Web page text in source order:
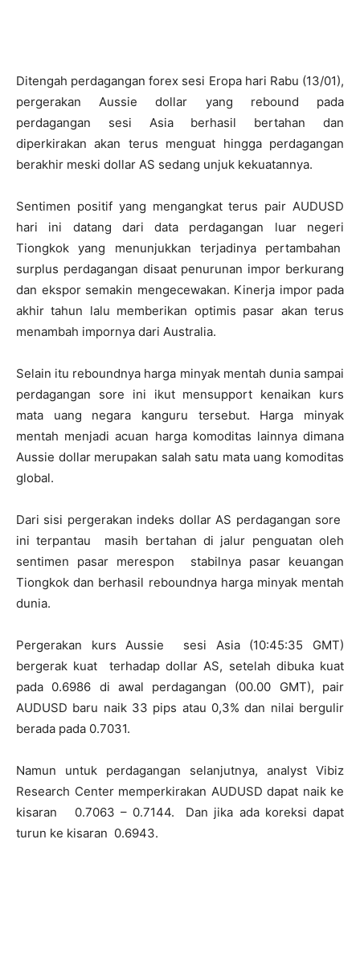
Ditengah perdagangan forex sesi Eropa hari Rabu (13/01),
pergerakan Aussie dollar yang rebound pada
perdagangan sesi Asia berhasil bertahan dan
diperkirakan akan terus menguat hingga perdagangan
berakhir meski dollar AS sedang unjuk kekuatannya.
Sentimen positif yang mengangkat terus pair AUDUSD
hari ini datang dari data perdagangan luar negeri
Tiongkok yang menunjukkan terjadinya pertambahan
surplus perdagangan disaat penurunan impor berkurang
dan ekspor semakin mengecewakan. Kinerja impor pada
akhir tahun lalu memberikan optimis pasar akan terus
menambah impornya dari Australia.
Selain itu reboundnya harga minyak mentah dunia sampai
perdagangan sore ini ikut mensupport kenaikan kurs
mata uang negara kanguru tersebut. Harga minyak
mentah menjadi acuan harga komoditas lainnya dimana
Aussie dollar merupakan salah satu mata uang komoditas
global.
Dari sisi pergerakan indeks dollar AS perdagangan sore
ini terpantau masih bertahan di jalur penguatan oleh
sentimen pasar merespon stabilnya pasar keuangan
Tiongkok dan berhasil reboundnya harga minyak mentah
dunia.
Pergerakan kurs Aussie sesi Asia (10:45:35 GMT)
bergerak kuat terhadap dollar AS, setelah dibuka kuat
pada 0.6986 di awal perdagangan (00.00 GMT), pair
AUDUSD baru naik 33 pips atau 0,3% dan nilai bergulir
berada pada 0.7031.
Namun untuk perdagangan selanjutnya, analyst Vibiz
Research Center memperkirakan AUDUSD dapat naik ke
kisaran 0.7063 – 0.7144. Dan jika ada koreksi dapat
turun ke kisaran 0.6943.